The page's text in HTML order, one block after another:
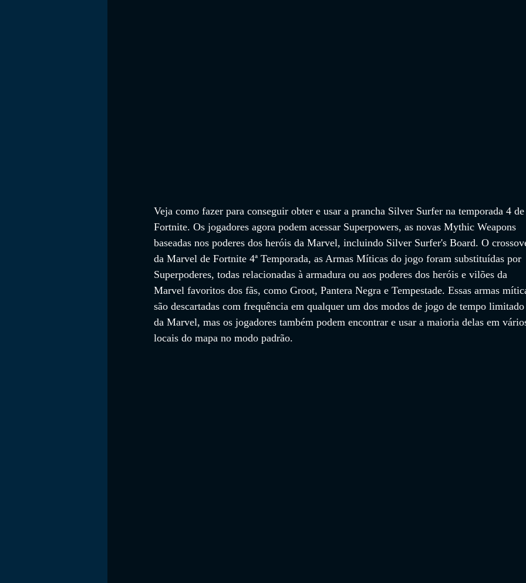
Veja como fazer para conseguir obter e usar a prancha Silver Surfer na temporada 4
Fortnite. Os jogadores agora podem acessar Superpowers, as novas Mythic Weapons
baseadas nos poderes dos heróis da Marvel, incluindo Silver Surfer's Board. O
da Marvel de Fortnite 4ª Temporada, as Armas Míticas do jogo foram substituídas por
Superpoderes, todas relacionadas à armadura ou aos poderes dos heróis e vilões da
Marvel favoritos dos fãs, como Groot, Pantera Negra e Tempestade. Essas armas
são descartadas com frequência em qualquer um dos modos de jogo de tempo
da Marvel, mas os jogadores também podem encontrar e usar a maioria delas em
locais do mapa no modo padrão.